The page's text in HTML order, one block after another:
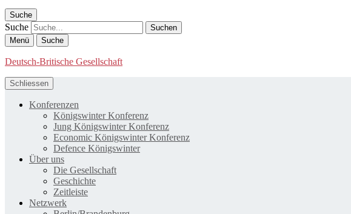
Suche
Suche
Menü Suche
Deutsch-Britische Gesellschaft
Schliessen
Konferenzen
Königswinter Konferenz
Jung Königswinter Konferenz
Economic Königswinter Konferenz
Defence Königswinter
Über uns
Die Gesellschaft
Geschichte
Zeitleiste
Netzwerk